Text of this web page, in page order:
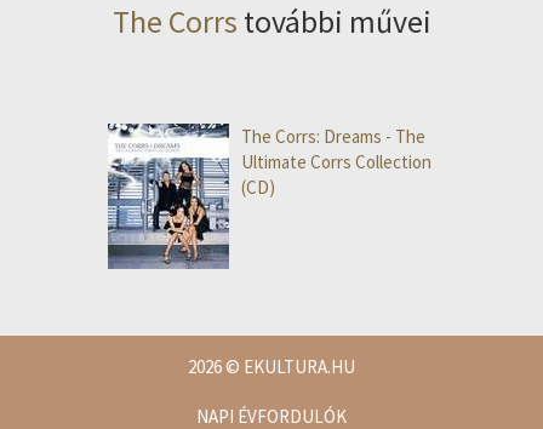
The Corrs további művei
The Corrs: Dreams - The
Ultimate Corrs Collection
(CD)
2026© EKULTURA.HU
NAPI ÉVFORDULÓK